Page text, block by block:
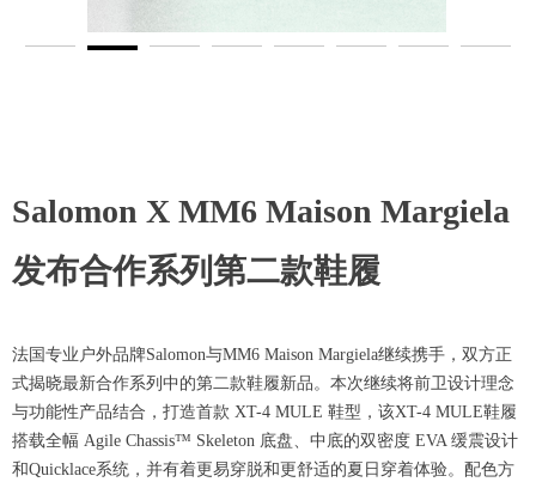
Salomon X MM6 Maison Margiela
发布合作系列第二款鞋履
法国专业户外品牌Salomon与MM6 Maison Margiela继续携手，双方正
式揭晓最新合作系列中的第二款鞋履新品。本次继续将前卫设计理念
与功能性产品结合，打造首款 XT-4 MULE 鞋型，该XT-4 MULE鞋履
搭载全幅 Agile Chassis™ Skeleton 底盘、中底的双密度 EVA 缓震设计
和Quicklace系统，并有着更易穿脱和更舒适的夏日穿着体验。配色方